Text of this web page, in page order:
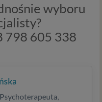
wyboru
798 605 338